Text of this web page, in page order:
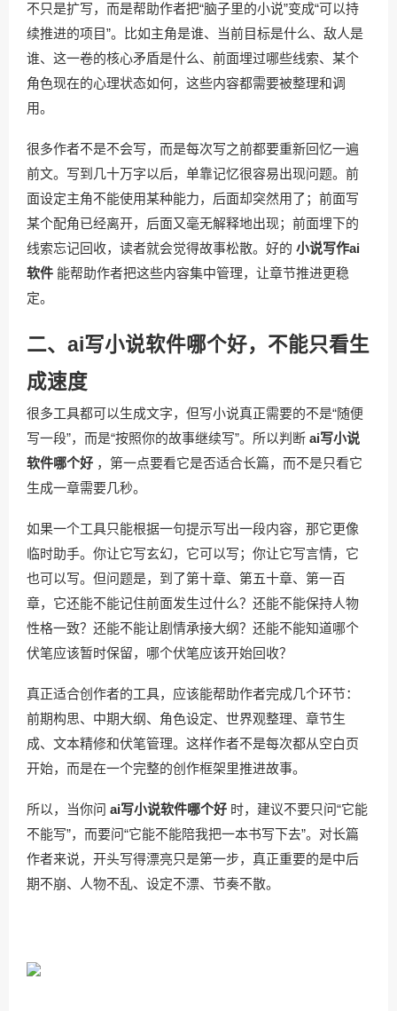
不只是扩写，而是帮助作者把“脑子里的小说”变成“可以持
续推进的项目”。比如主角是谁、当前目标是什么、敌人是
谁、这一卷的核心矛盾是什么、前面埋过哪些线索、某个
角色现在的心理状态如何，这些内容都需要被整理和调
用。
很多作者不是不会写，而是每次写之前都要重新回忆一遍
前文。写到几十万字以后，单靠记忆很容易出现问题。前
面设定主角不能使用某种能力，后面却突然用了；前面写
某个配角已经离开，后面又毫无解释地出现；前面埋下的
线索忘记回收，读者就会觉得故事松散。好的 小说写作ai
软件 能帮助作者把这些内容集中管理，让章节推进更稳
定。
二、ai写小说软件哪个好，不能只看生
成速度
很多工具都可以生成文字，但写小说真正需要的不是“随便
写一段”，而是“按照你的故事继续写”。所以判断 ai写小说
软件哪个好 ，第一点要看它是否适合长篇，而不是只看它
生成一章需要几秒。
如果一个工具只能根据一句提示写出一段内容，那它更像
临时助手。你让它写玄幻，它可以写；你让它写言情，它
也可以写。但问题是，到了第十章、第五十章、第一百
章，它还能不能记住前面发生过什么？还能不能保持人物
性格一致？还能不能让剧情承接大纲？还能不能知道哪个
伏笔应该暂时保留，哪个伏笔应该开始回收？
真正适合创作者的工具，应该能帮助作者完成几个环节：
前期构思、中期大纲、角色设定、世界观整理、章节生
成、文本精修和伏笔管理。这样作者不是每次都从空白页
开始，而是在一个完整的创作框架里推进故事。
所以，当你问 ai写小说软件哪个好 时，建议不要只问“它能
不能写”，而要问“它能不能陪我把一本书写下去”。对长篇
作者来说，开头写得漂亮只是第一步，真正重要的是中后
期不崩、人物不乱、设定不漂、节奏不散。